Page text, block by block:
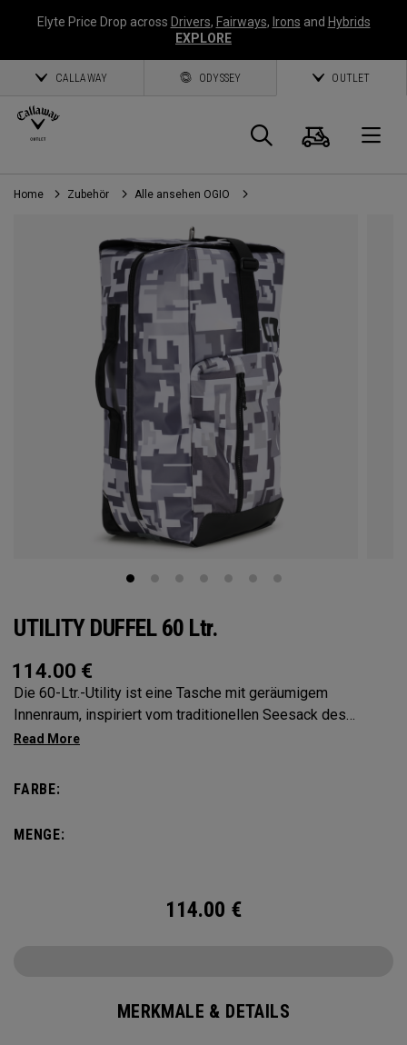
Elyte Price Drop across Drivers, Fairways, Irons and Hybrids
EXPLORE
CALLAWAY ODYSSEY OUTLET
Suche
Home Zubehör Alle ansehen OGIO
UTILITY DUFFEL 60 Ltr.
114.00 €
Die 60-Ltr.-Utility ist eine Tasche mit geräumigem
Innenraum, inspiriert vom traditionellen Seesack des
Militärs. Mit einer mittleren Größe von 60 Ltr. gehört diese
jedes Abenteuer, aber klein genug, um sie mitzuführen. Ob
Ltr.-Utility-Duffel hat endlos viel Platz.
FARBE:
MENGE:
114.00 €
MERKMALE & DETAILS